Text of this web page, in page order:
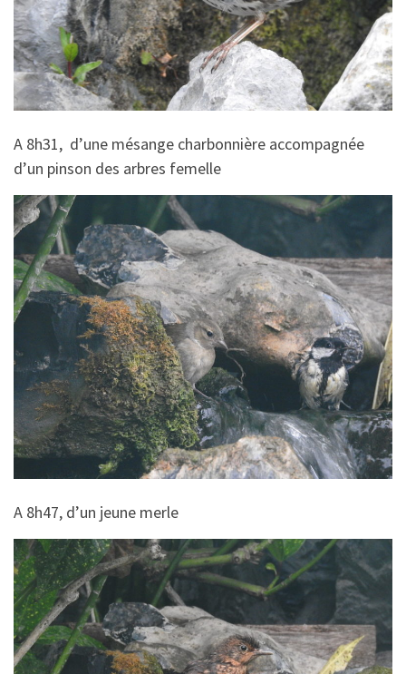
A 8h31, d’une mésange charbonnière accompagnée
d’un pinson des arbres femelle
A 8h47, d’un jeune merle